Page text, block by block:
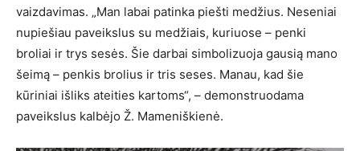
vaizdavimas. „Man labai patinka piešti medžius. Neseniai
nupiešiau paveikslus su medžiais, kuriuose – penki
broliai ir trys sesės. Šie darbai simbolizuoja gausią mano
šeimą – penkis brolius ir tris seses. Manau, kad šie
kūriniai išliks ateities kartoms“, – demonstruodama
paveikslus kalbėjo Ž. Mameniškienė.